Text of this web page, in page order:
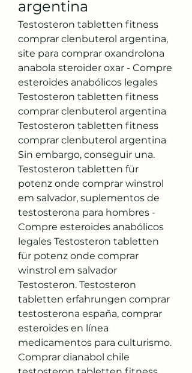
argentina
Testosteron tabletten fitness
comprar clenbuterol argentina,
site para comprar oxandrolona
anabola steroider oxar - Compre
esteroides anabólicos legales
Testosteron tabletten fitness
comprar clenbuterol argentina
Testosteron tabletten fitness
comprar clenbuterol argentina
Sin embargo, conseguir una.
Testosteron tabletten für
potenz onde comprar winstrol
em salvador, suplementos de
testosterona para hombres -
Compre esteroides anabólicos
legales Testosteron tabletten
für potenz onde comprar
winstrol em salvador
Testosteron. Testosteron
tabletten erfahrungen comprar
testosterona españa, comprar
esteroides en línea
medicamentos para culturismo.
Comprar dianabol chile